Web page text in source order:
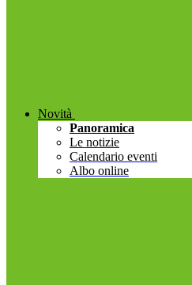
Novità
Panoramica
Le notizie
Calendario eventi
Albo online